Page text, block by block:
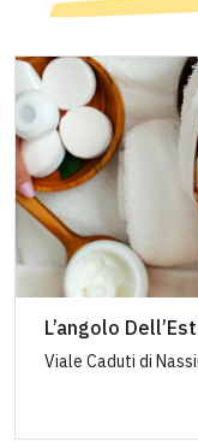
L’angolo
Viale Caduti di